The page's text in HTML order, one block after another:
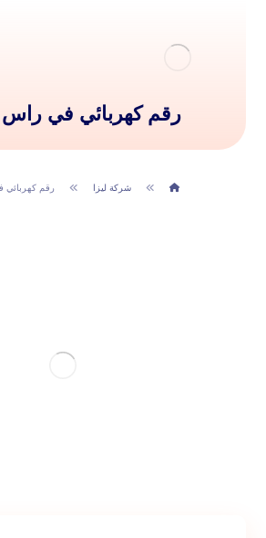
رقم كهربائي في راس
شركة ليزا رقم كهربائي